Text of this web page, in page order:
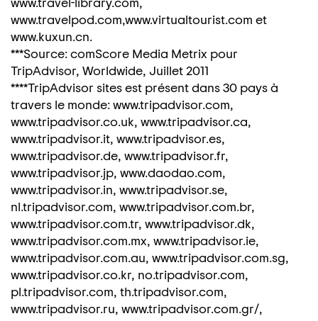
www.travelpod.com,www.virtualtourist.com et
www.kuxun.cn.
***Source: comScore Media Metrix pour
TripAdvisor, Worldwide, Juillet 2011
****TripAdvisor sites est présent dans 30 pays à
travers le monde: www.tripadvisor.com,
www.tripadvisor.co.uk, www.tripadvisor.ca,
www.tripadvisor.it, www.tripadvisor.es,
www.tripadvisor.de, www.tripadvisor.fr,
www.tripadvisor.jp, www.daodao.com,
www.tripadvisor.in, www.tripadvisor.se,
nl.tripadvisor.com, www.tripadvisor.com.br,
www.tripadvisor.com.tr, www.tripadvisor.dk,
www.tripadvisor.com.mx, www.tripadvisor.ie,
www.tripadvisor.com.au, www.tripadvisor.com.sg,
www.tripadvisor.co.kr, no.tripadvisor.com,
pl.tripadvisor.com, th.tripadvisor.com,
www.tripadvisor.ru, www.tripadvisor.com.gr/,